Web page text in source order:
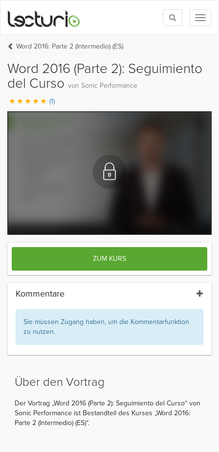
Toggle
search
Word 2016: Parte 2 (Intermedio) (ES)
Word 2016 (Parte 2): Seguimiento
del Curso von Sonic Performance
(1)
ZUM KURS
Kommentare
Sie müssen Zugang haben, um die Kommentarfunktion
zu nutzen.
Über den Vortrag
Der Vortrag „Word 2016 (Parte 2): Seguimiento del Curso“ von
Sonic Performance ist Bestandteil des Kurses „Word 2016:
Parte 2 (Intermedio) (ES)“.